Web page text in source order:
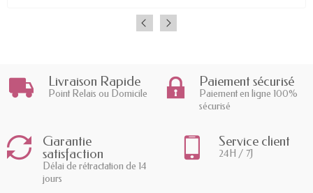
Livraison Rapide
Point Relais ou Domicile
Paiement sécurisé
Paiement en ligne 100%
sécurisé
Garantie
satisfaction
Délai de rétractation de 14
jours
Service client
24H / 7J